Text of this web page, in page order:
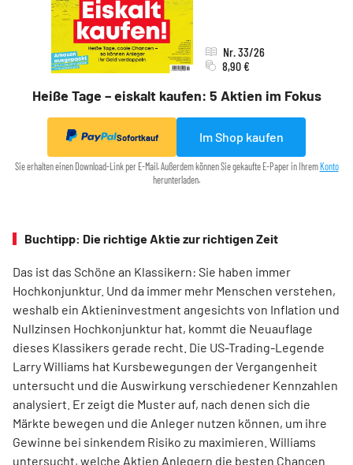
Heiße Tage – eiskalt kaufen: 5 Aktien im Fokus
Nr. 33/26
8,90 €
Sofortkauf Im Shop kaufen
Sie erhalten einen Download-Link per E-Mail. Außerdem können Sie gekaufte E-Paper in Ihrem Konto
herunterladen.
Buchtipp: Die richtige Aktie zur richtigen Zeit
Das ist das Schöne an Klassikern: Sie haben immer
Hochkonjunktur. Und da immer mehr Menschen verstehen,
weshalb ein Aktieninvestment angesichts von Inflation und
Nullzinsen Hochkonjunktur hat, kommt die Neuauflage
dieses Klassikers gerade recht. Die US-Trading-Legende
Larry Williams hat Kursbewegungen der Vergangenheit
untersucht und die Auswirkung verschiedener Kennzahlen
analysiert. Er zeigt die Muster auf, nach denen sich die
Märkte bewegen und die Anleger nutzen können, um ihre
Gewinne bei sinkendem Risiko zu maximieren. Williams
untersucht, welche Aktien Anlegern die besten Chancen